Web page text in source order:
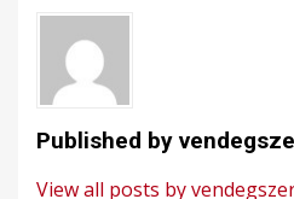
Published by
View all posts by